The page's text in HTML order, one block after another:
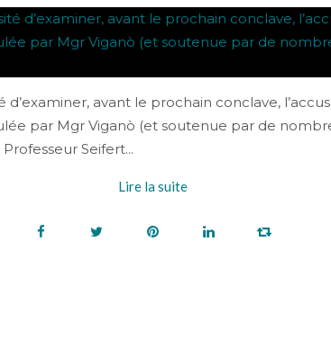
d’examiner, avant le prochain conclave,
par Mgr Viganò (et soutenue par de
Seifert...
Lire la suite